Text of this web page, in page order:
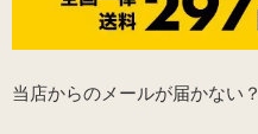
当店からのメールが届かない？